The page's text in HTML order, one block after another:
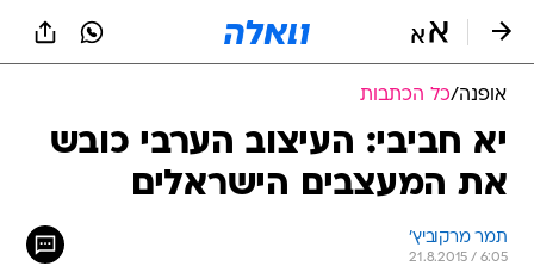
אופנה/כל הכתבות
יא חביבי: העיצוב הערבי כובש
את המעצבים הישראלים
תמר מרקוביץ'
21.8.2015 / 6:05